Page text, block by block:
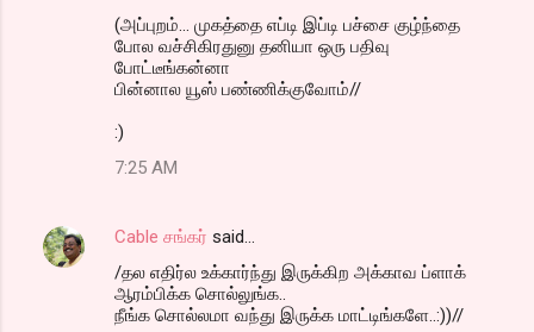
(அப்புறம்... முகத்தை எப்டி இப்டி பச்சை குழ்ந்தை
போல வச்சிகிரதுனு தனியா ஒரு பதிவு
போட்டீங்கன்னா
பின்னால யூஸ் பண்ணிக்குவோம்//
:)
7:25 AM
Cable சங்கர் said…
/தல எதிர்ல உக்கார்ந்து இருக்கிற அக்காவ ப்ளாக்
ஆரம்பிக்க சொல்லுங்க..
நீங்க சொல்லமா வந்து இருக்க மாட்டிங்களே..:))//